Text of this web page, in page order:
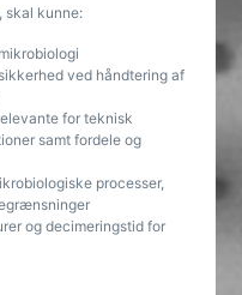
skal kunne:
ved håndtering af
for teknisk
samt fordele og
processer,
og decimeringstid for